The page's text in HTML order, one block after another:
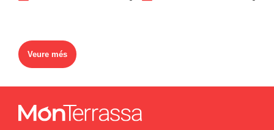
Veure més